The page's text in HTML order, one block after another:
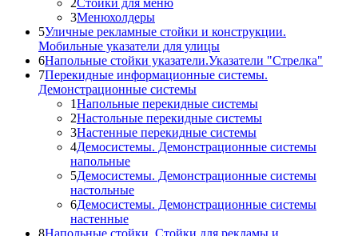
3Менюхолдеры
5Уличные рекламные стойки и конструкции.
Мобильные указатели для улицы
6Напольные стойки указатели.Указатели "Стрелка"
7Перекидные информационные системы.
Демонстрационные системы
1Напольные перекидные системы
2Настольные перекидные системы
3Настенные перекидные системы
4Демосистемы. Демонстрационные системы
напольные
5Демосистемы. Демонстрационные системы
настольные
6Демосистемы. Демонстрационные системы
настенные
8Напольные стойки. Стойки для рекламы и